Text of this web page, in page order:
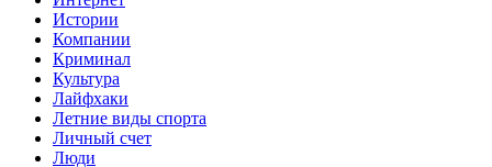
Истории
Компании
Криминал
Культура
Лайфхаки
Летние виды спорта
Личный счет
Люди